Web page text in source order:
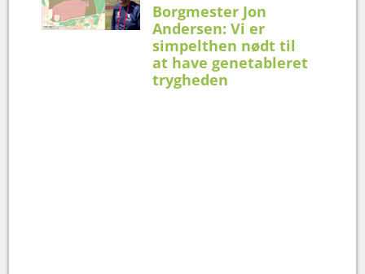
Borgmester Jon
Andersen: Vi er
simpelthen nødt til
at have genetableret
trygheden